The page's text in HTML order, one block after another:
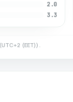
2.0
3.3
(UTC+2 (EET)).